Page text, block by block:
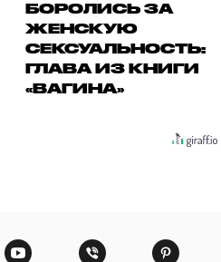
БОРОЛИСЬ ЗА
ЖЕНСКУЮ
СЕКСУАЛЬНОСТЬ:
ГЛАВА ИЗ КНИГИ
«ВАГИНА»